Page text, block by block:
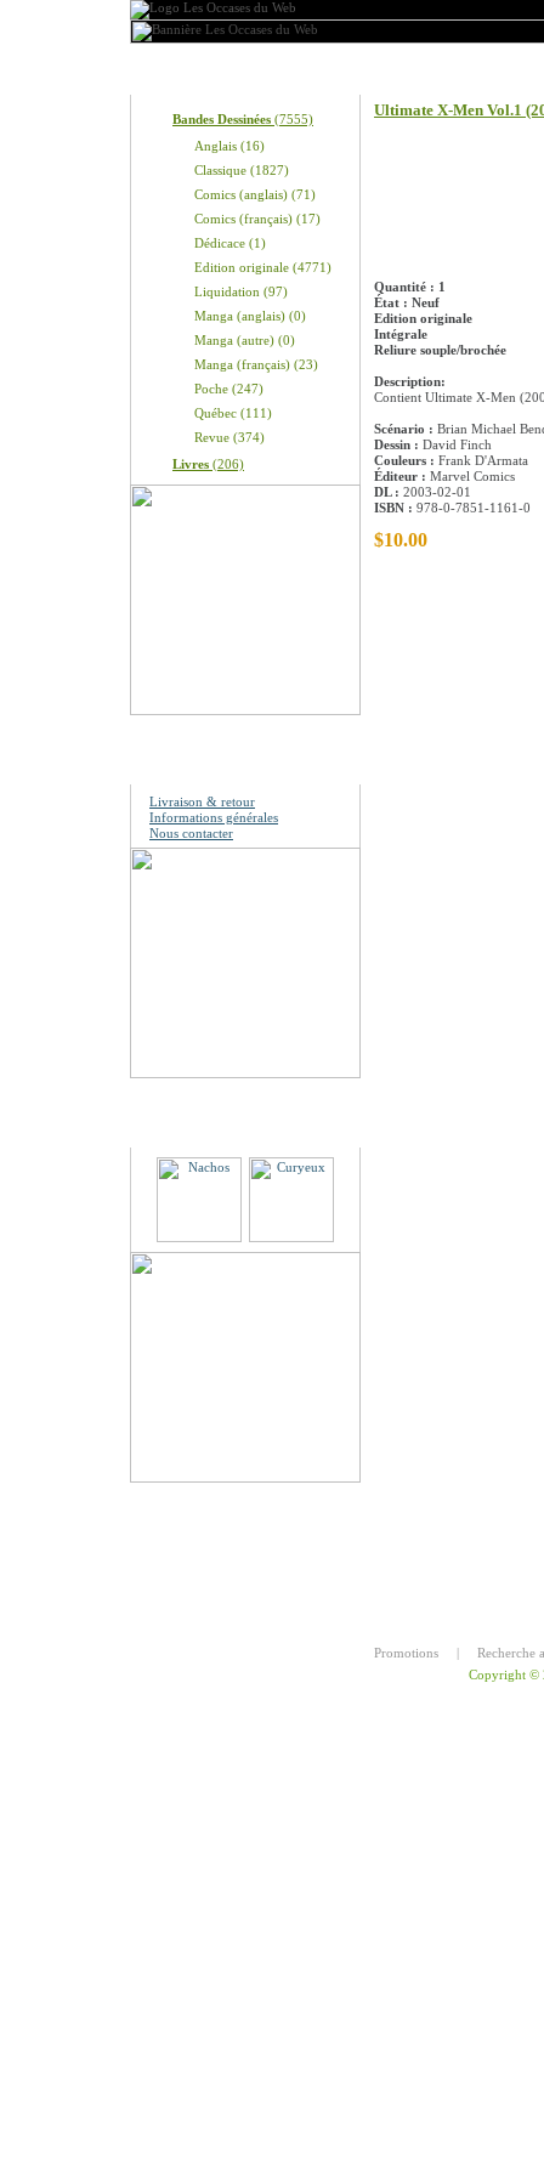
Bandes Dessinées (7555)
Anglais (16)
Classique (1827)
Comics (anglais) (71)
Comics (français) (17)
Dédicace (1)
Edition originale (4771)
Liquidation (97)
Manga (anglais) (0)
Manga (autre) (0)
Manga (français) (23)
Poche (247)
Québec (111)
Revue (374)
Livres (206)
Livraison & retour
Informations générales
Nous contacter
Ultimate X-Men Vol.1
Quantité : 1
État : Neuf
Edition originale
Intégrale
Reliure souple/brochée
Description:
Contient Ultimate X-Men
Scénario : Brian Michael
Dessin : David Finch
Couleurs : Frank D'Armata
Éditeur : Marvel Comics
DL : 2003-02-01
ISBN : 978-0-7851-1161-0
$10.00
Promotions |
Recherche
Copyright ©